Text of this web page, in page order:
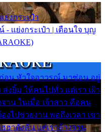
ย่งกระเป๋า
- แย่งกระเป๋า | เตือนใจ บุญ
ก่อน หัวใจอาวรณ์ มาซ่อน อยู่
งยิ้ม ให้คนไปทั่ว แต่เรา เฝ้า
าน ในเมื่อ เจ้าสาว คือคน
งไปช่วยงาน พอถึงเวลา เขา
ฮาดังลั่น แต่เราล้างจาน